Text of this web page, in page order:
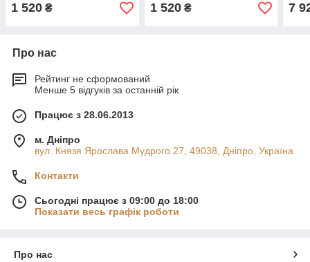
1 520 ₴ 1 520₴ 7
Про нас
Рейтинг не сформований
Менше 5 відгуків за останній рік
Працює з 28.06.2013
м. Дніпро
вул. Князя Ярослава Мудрого 27, 49038, Дніпро, Україна
Контакти
Сьогодні працює з 09:00 до 18:00
Показати весь графік роботи
Про нас